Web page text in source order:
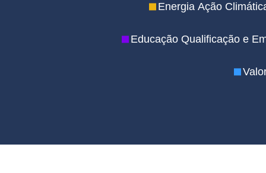
Energia Ação
Educação Qualificação e